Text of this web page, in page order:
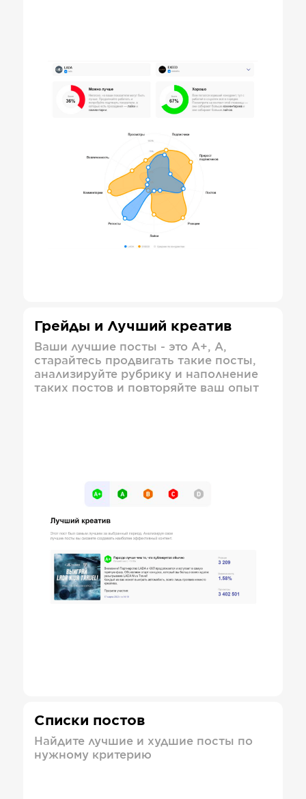
Грейды и Лучший креатив
Ваши лучшие посты - это А+, А,
старайтесь продвигать такие посты,
анализируйте рубрику и наполнение
таких постов и повторяйте ваш опыт
Списки постов
Найдите лучшие и худшие посты по
нужному критерию